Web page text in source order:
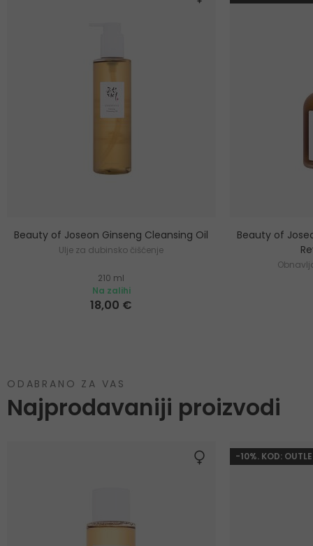
Beauty of Joseon Ginseng Cleansing Oil
Ulje za dubinsko čišćenje
210 ml
Na zalihi
18,00 €
Beauty of
ODABRANO ZA VAS
Najprodavaniji proizvodi
-10%. KOD: